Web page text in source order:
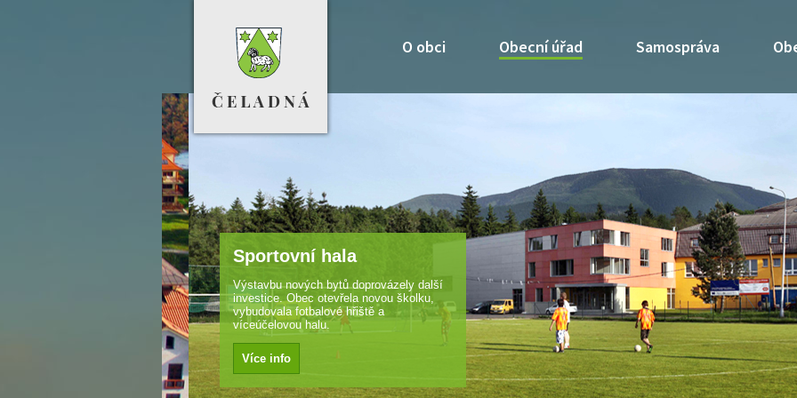
O obci Obecní úřad Samospráva
Sportovní hala
Výstavbu nových bytů doprovázely další
investice. Obec otevřela novou školku,
vybudovala fotbalové hřiště a
víceúčelovou halu.
Více info